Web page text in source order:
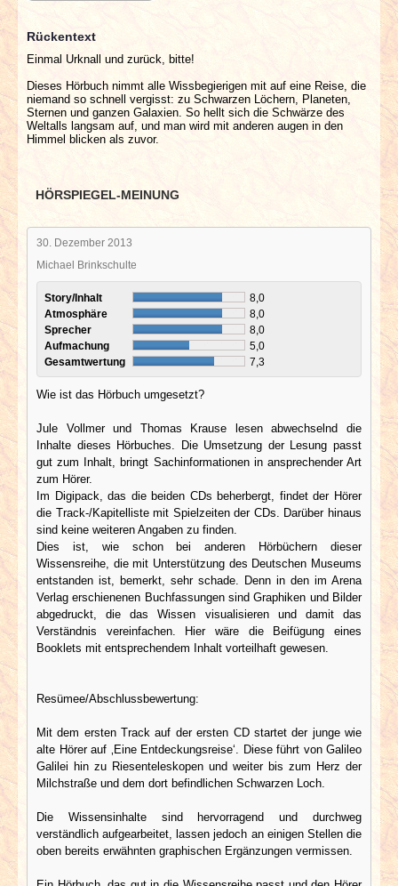
Rückentext
Einmal Urknall und zurück, bitte!
Dieses Hörbuch nimmt alle Wissbegierigen mit auf eine Reise, die
niemand so schnell vergisst: zu Schwarzen Löchern, Planeten,
Sternen und ganzen Galaxien. So hellt sich die Schwärze des
Weltalls langsam auf, und man wird mit anderen augen in den
Himmel blicken als zuvor.
HÖRSPIEGEL-MEINUNG
30. Dezember 2013
Michael Brinkschulte
Story/Inhalt
8,0
Atmosphäre
8,0
Sprecher
8,0
Aufmachung
5,0
Gesamtwertung
7,3
Wie ist das Hörbuch umgesetzt?
Jule Vollmer und Thomas Krause lesen abwechselnd die
Inhalte dieses Hörbuches. Die Umsetzung der Lesung passt
gut zum Inhalt, bringt Sachinformationen in ansprechender Art
zum Hörer.
Im Digipack, das die beiden CDs beherbergt, findet der Hörer
die Track-/Kapitelliste mit Spielzeiten der CDs. Darüber hinaus
sind keine weiteren Angaben zu finden.
Dies ist, wie schon bei anderen Hörbüchern dieser
Wissensreihe, die mit Unterstützung des Deutschen Museums
entstanden ist, bemerkt, sehr schade. Denn in den im Arena
Verlag erschienenen Buchfassungen sind Graphiken und Bilder
abgedruckt, die das Wissen visualisieren und damit das
Verständnis vereinfachen. Hier wäre die Beifügung eines
Booklets mit entsprechendem Inhalt vorteilhaft gewesen.
Resümee/Abschlussbewertung:
Mit dem ersten Track auf der ersten CD startet der junge wie
alte Hörer auf ‚Eine Entdeckungsreise‘. Diese führt von Galileo
Galilei hin zu Riesenteleskopen und weiter bis zum Herz der
Milchstraße und dem dort befindlichen Schwarzen Loch.
Die Wissensinhalte sind hervorragend und durchweg
verständlich aufgearbeitet, lassen jedoch an einigen Stellen die
oben bereits erwähnten graphischen Ergänzungen vermissen.